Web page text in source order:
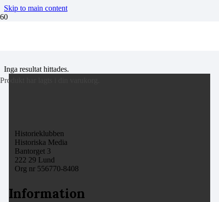
Skip to main content
Produkt
Inga resultat hittades.
Historieklubben
Historiska Media
Bantorget 3
222 29 Lund
Org nr 556770-8408
Information